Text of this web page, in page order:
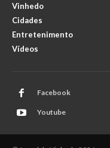
Vinhedo
Cidades
Entretenimento
Vídeos
Facebook
Youtube